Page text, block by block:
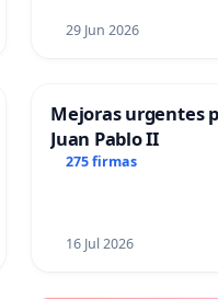
29 Jun 2026
Mejoras urgentes
Juan Pablo II
275 firmas
16 Jul 2026